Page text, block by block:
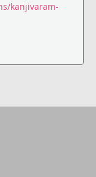
kanjivaram-